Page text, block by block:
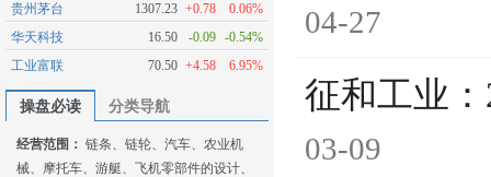
贵州茅台
1307.23 +0.78
0.06%
华天科技
16.50 -0.09 -0.54%
工业富联
70.50 +4.58 6.95%
操盘必读 分类导航
经营范围： 链条、链轮、汽车、农业机
械、摩托车、游艇、飞机零部件的设计、
04-27
征和工业
03-09